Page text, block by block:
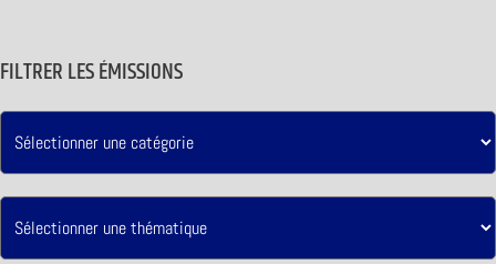
FILTRER LES ÉMISSIONS